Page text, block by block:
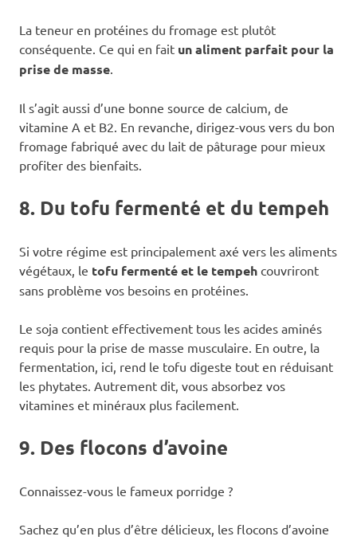
La teneur en protéines du fromage est plutôt
conséquente. Ce qui en fait un aliment parfait pour la
prise de masse.
Il s’agit aussi d’une bonne source de calcium, de
vitamine A et B2. En revanche, dirigez-vous vers du bon
fromage fabriqué avec du lait de pâturage pour mieux
profiter des bienfaits.
8. Du tofu fermenté et du tempeh
Si votre régime est principalement axé vers les aliments
végétaux, le tofu fermenté et le tempeh couvriront
sans problème vos besoins en protéines.
Le soja contient effectivement tous les acides aminés
requis pour la prise de masse musculaire. En outre, la
fermentation, ici, rend le tofu digeste tout en réduisant
les phytates. Autrement dit, vous absorbez vos
vitamines et minéraux plus facilement.
9. Des flocons d’avoine
Connaissez-vous le fameux porridge ?
Sachez qu’en plus d’être délicieux, les flocons d’avoine